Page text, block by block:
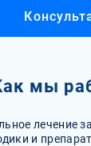
мы
лечение
и